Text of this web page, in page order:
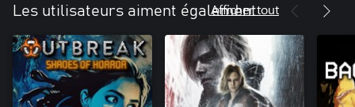
Les utilisateurs aiment également
Afficher tout